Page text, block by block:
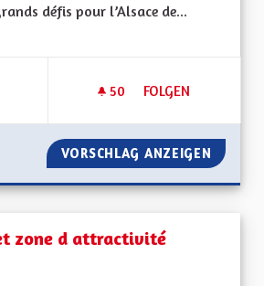
défis pour l’Alsace de...
50 50 FOLLOWER
FOLGEN
VORSCHLAG ANZEIGEN
zone d attractivité